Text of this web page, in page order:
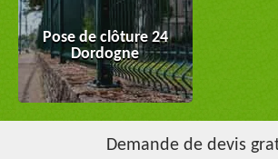
Pose de clôture 24
Dordogne
Demande de devis